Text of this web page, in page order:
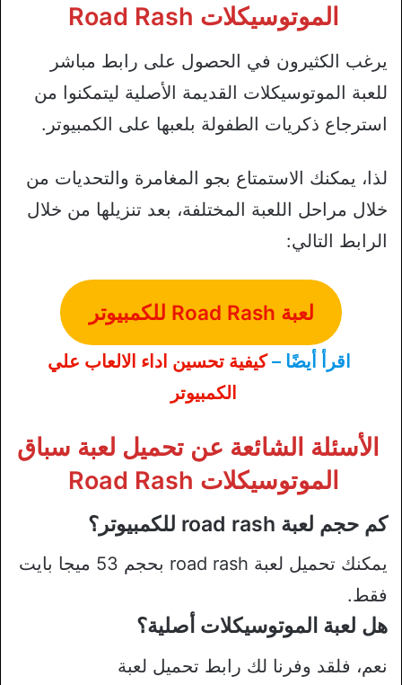
الموتوسيكلات Road Rash
يرغب الكثيرون في الحصول على رابط مباشر
للعبة الموتوسيكلات القديمة الأصلية ليتمكنوا من
استرجاع ذكريات الطفولة بلعبها على الكمبيوتر.
لذا، يمكنك الاستمتاع بجو المغامرة والتحديات من
خلال مراحل اللعبة المختلفة، بعد تنزيلها من خلال
الرابط التالي:
لعبة Road Rash للكمبيوتر
اقرأ أيضًا –كيفية تحسين اداء الالعاب علي
الكمبيوتر
الأسئلة الشائعة عن تحميل لعبة سباق
الموتوسيكلات Road Rash
كم حجم لعبة road rash للكمبيوتر؟
يمكنك تحميل لعبة road rash بحجم 53 ميجا بايت
فقط.
هل لعبة الموتوسيكلات أصلية؟
نعم، فلقد وفرنا لك رابط تحميل لعبة